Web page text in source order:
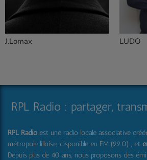
J.Lomax LUDO
RPL Radio est une radio locale associative
métropole lilloise, disponible en FM (99.0) , et
Depuis plus de 40 ans, nous proposons des